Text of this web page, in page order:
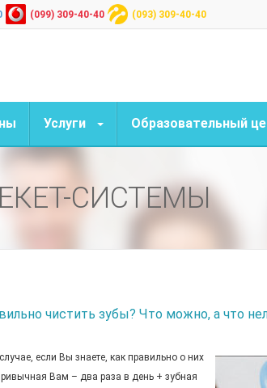
(099) 309-40-40 (093) 309-40-40
Услуги Образовательный
СИСТЕМЫ
чистить зубы? Что можно, а что
если Вы знаете, как правильно о них
Вам – два раза в день + зубная